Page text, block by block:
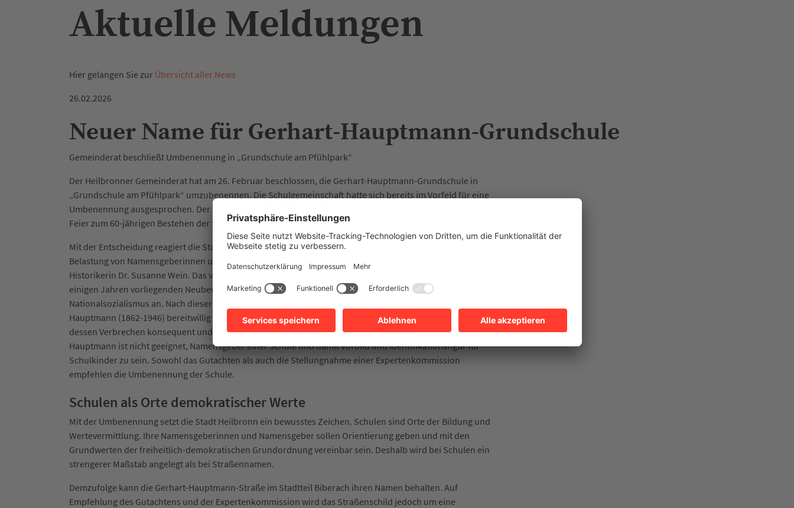
Aktuelle Meldungen
Hier gelangen Sie zur Übersicht aller News
26.02.2026
Neuer Name für Gerhart-Hauptmann-Grundschule
Gemeinderat beschließt Umbenennung in „Grundschule am Pfühlpark“
Der Heilbronner Gemeinderat hat am 26. Februar beschlossen, die Gerhart-Hauptmann-Grundschule in
„Grundschule am Pfühlpark“ umzubenennen. Die Schulgemeinschaft hatte sich bereits im Vorfeld für eine
Umbenennung ausgesprochen. Der neue Name soll zum Schuljahr 2026/2027 in Kraft treten – rechtzeitig zur
Feier zum 60-jährigen Bestehen der Schule.
Mit der Entscheidung reagiert die Stadt auf die Ergebnisse eines wissenschaftlichen Gutachtens zur NS-
Belastung von Namensgeberinnen und Namensgebern Heilbronner Straßen und Gebäude durch die
Historikerin Dr. Susanne Wein. Das vom Stadtarchiv Heilbronn beauftragte Gutachten schließt sich der seit
einigen Jahren vorliegenden Neubewertung der historischen Forschung von Hauptmanns Verhalten im
Nationalsozialismus an. Nach dieser ließ sich der Schriftsteller und Literaturnobelpreisträger Gerhart
Hauptmann (1862-1946) bereitwillig für das nationalsozialistische Regime instrumentalisieren, ignorierte
dessen Verbrechen konsequent und pflegte enge Kontakte zu hochrangigen Funktionären. Fazit: Gerhart
Hauptmann ist nicht geeignet, Namensgeber einer Schule und damit Vorbild und Identifikationsfigur für
Schulkinder zu sein. Sowohl das Gutachten als auch die Stellungnahme einer Expertenkommission
empfehlen die Umbenennung der Schule.
Schulen als Orte demokratischer Werte
Mit der Umbenennung setzt die Stadt Heilbronn ein bewusstes Zeichen. Schulen sind Orte der Bildung und
Wertevermittlung. Ihre Namensgeberinnen und Namensgeber sollen Orientierung geben und mit den
Grundwerten der freiheitlich-demokratischen Grundordnung vereinbar sein. Deshalb wird bei Schulen ein
strengerer Maßstab angelegt als bei Straßennamen.
Demzufolge kann die Gerhart-Hauptmann-Straße im Stadtteil Biberach ihren Namen behalten. Auf
Empfehlung des Gutachtens und der Expertenkommission wird das Straßenschild jedoch um eine